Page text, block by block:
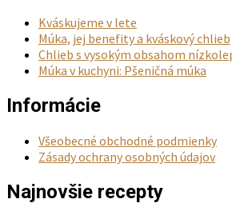
Kváskujeme v lete
Múka, jej benefity a kváskový chlieb
Chlieb s vysokým obsahom
Múka v kuchyni: Pšeničná múka
Informácie
Všeobecné obchodné podmienky
Zásady ochrany osobných údajov
Najnovšie recepty